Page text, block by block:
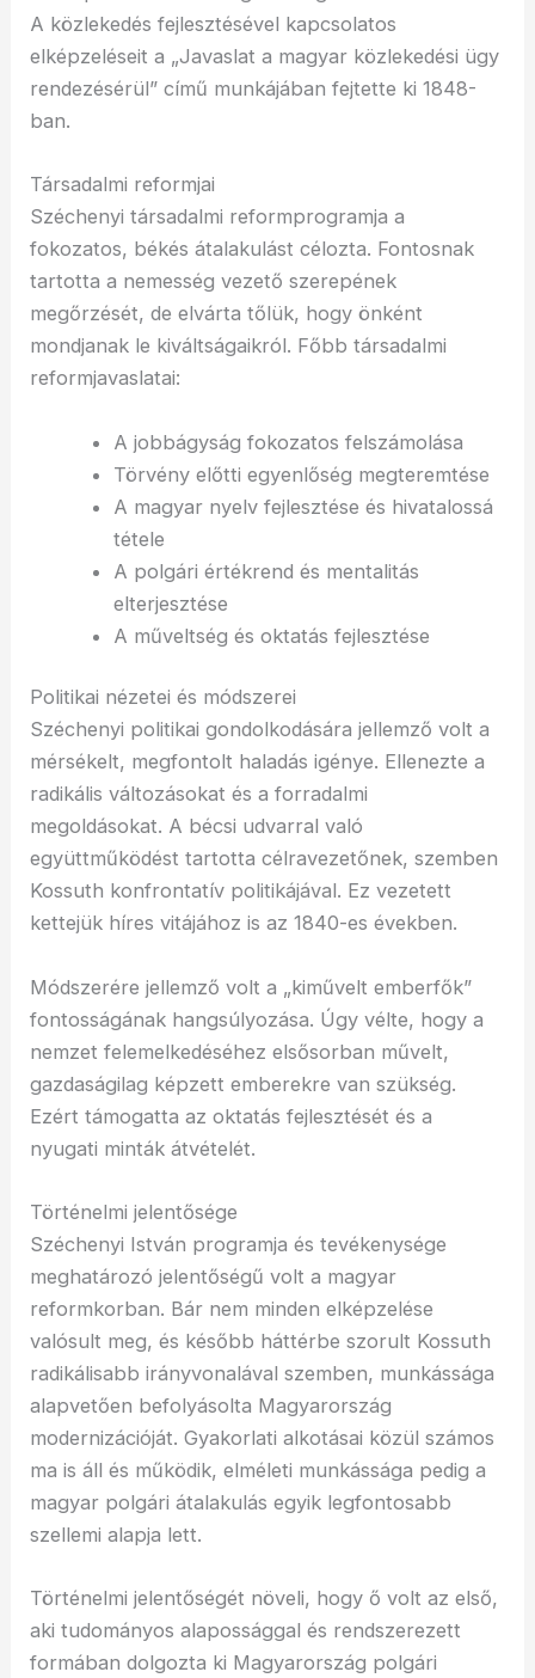
A közlekedés fejlesztésével kapcsolatos
elképzeléseit a „Javaslat a magyar közlekedési ügy
rendezésérül” című munkájában fejtette ki 1848-
ban.
Társadalmi reformjai
Széchenyi társadalmi reformprogramja a
fokozatos, békés átalakulást célozta. Fontosnak
tartotta a nemesség vezető szerepének
megőrzését, de elvárta tőlük, hogy önként
mondjanak le kiváltságaikról. Főbb társadalmi
reformjavaslatai:
A jobbágyság fokozatos felszámolása
Törvény előtti egyenlőség megteremtése
A magyar nyelv fejlesztése és hivatalossá
tétele
A polgári értékrend és mentalitás
elterjesztése
A műveltség és oktatás fejlesztése
Politikai nézetei és módszerei
Széchenyi politikai gondolkodására jellemző volt a
mérsékelt, megfontolt haladás igénye. Ellenezte a
radikális változásokat és a forradalmi
megoldásokat. A bécsi udvarral való
együttműködést tartotta célravezetőnek, szemben
Kossuth konfrontatív politikájával. Ez vezetett
kettejük híres vitájához is az 1840-es években.
Módszerére jellemző volt a „kiművelt emberfők”
fontosságának hangsúlyozása. Úgy vélte, hogy a
nemzet felemelkedéséhez elsősorban művelt,
gazdaságilag képzett emberekre van szükség.
Ezért támogatta az oktatás fejlesztését és a
nyugati minták átvételét.
Történelmi jelentősége
Széchenyi István programja és tevékenysége
meghatározó jelentőségű volt a magyar
reformkorban. Bár nem minden elképzelése
valósult meg, és később háttérbe szorult Kossuth
radikálisabb irányvonalával szemben, munkássága
alapvetően befolyásolta Magyarország
modernizációját. Gyakorlati alkotásai közül számos
ma is áll és működik, elméleti munkássága pedig a
magyar polgári átalakulás egyik legfontosabb
szellemi alapja lett.
Történelmi jelentőségét növeli, hogy ő volt az első,
aki tudományos alapossággal és rendszerezett
formában dolgozta ki Magyarország polgári